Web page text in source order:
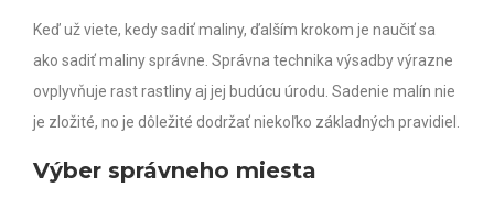
Keď už viete, kedy sadiť maliny, ďalším krokom je naučiť sa
ako sadiť maliny správne. Správna technika výsadby výrazne
ovplyvňuje rast rastliny aj jej budúcu úrodu. Sadenie malín nie
je zložité, no je dôležité dodržať niekoľko základných pravidiel.
Výber správneho miesta